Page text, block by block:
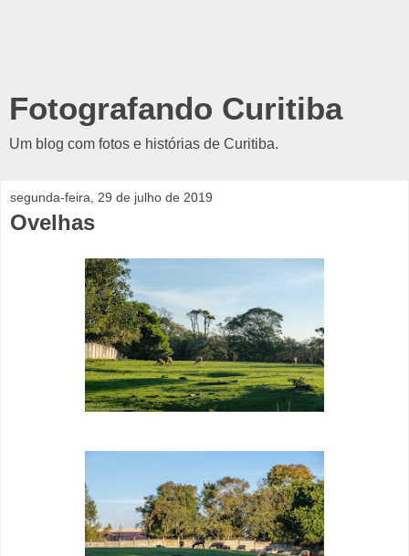
Fotografando Curitiba
Um blog com fotos e histórias de Curitiba.
segunda-feira, 29 de julho de 2019
Ovelhas